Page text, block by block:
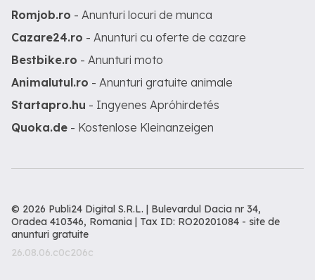
Romjob.ro - Anunturi locuri de munca
Cazare24.ro - Anunturi cu oferte de cazare
Bestbike.ro - Anunturi moto
Animalutul.ro - Anunturi gratuite animale
Startapro.hu - Ingyenes Apróhirdetés
Quoka.de - Kostenlose Kleinanzeigen
© 2026 Publi24 Digital S.R.L. | Bulevardul Dacia nr 34,
Oradea 410346, Romania | Tax ID: RO20201084 - site de
anunturi gratuite
26.08.06.c0c206c